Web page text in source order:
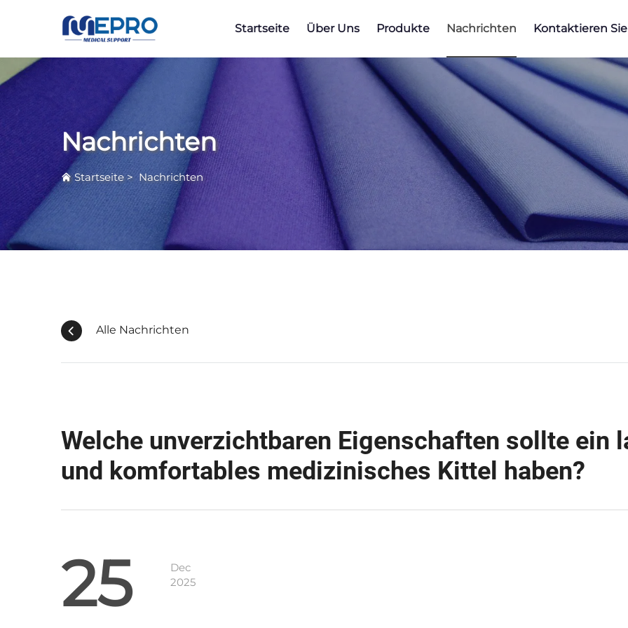
Startseite Über Uns Produkte Nachrichten Kontaktieren
Nachrichten
Startseite> Nachrichten
Alle Nachrichten
Welche unverzichtbaren Eigenschaften sollte ein
und komfortables medizinisches Kittel haben?
25
Dec
2025